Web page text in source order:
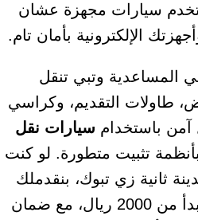
سيارات مجهزة عشان
الإلكترونية بأمان تام.
وتبي تنقل
طاولات التقديم، وكراسي
آمن باستخدام سيارات نقل
تثبيت متطورة. لو كنت
ثانية زي تبوك، بنقدملك
خدمة نقل بيني بأسعار تبدأ من 2000 ريال، مع ضمان